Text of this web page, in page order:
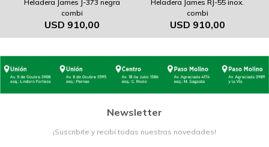
Heladera James J-373 negra
combi
USD 910,00
Heladera James RJ-55 inox.
combi
USD 910,00
Newsletter
¡Suscribite y recibí todas nuestras novedades!